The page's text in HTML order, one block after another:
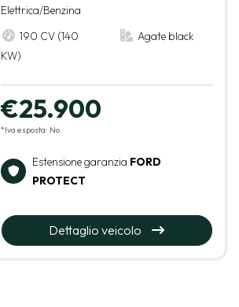
Elettrica/Benzina
190 CV (140
KW)
Agate black
€25.900
*Iva esposta: No
Estensione garanzia FORD
PROTECT
Dettaglio veicolo